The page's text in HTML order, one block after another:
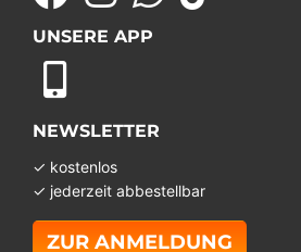
UNSERE APP
NEWSLETTER
✓ kostenlos
✓ jederzeit abbestellbar
ZUR ANMELDUNG